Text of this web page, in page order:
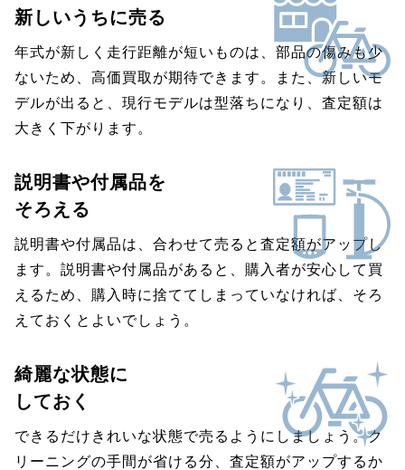
新しいうちに売る
年式が新しく走行距離が短いものは、部品の傷みも少
ないため、高価買取が期待できます。また、新しいモ
デルが出ると、現行モデルは型落ちになり、査定額は
大きく下がります。
説明書や付属品を
そろえる
説明書や付属品は、合わせて売ると査定額がアップし
ます。説明書や付属品があると、購入者が安心して買
えるため、購入時に捨ててしまっていなければ、そろ
えておくとよいでしょう。
綺麗な状態に
しておく
できるだけきれいな状態で売るようにしましょう。ク
リーニングの手間が省ける分、査定額がアップするか